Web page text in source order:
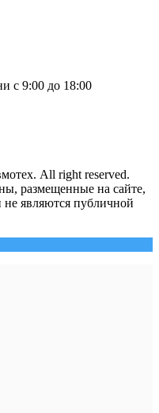
с 9:00 до 18:00
All right reserved.
размещенные на сайте,
не являются публичной